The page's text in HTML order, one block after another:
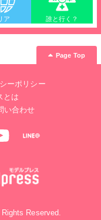
ア 誰と行く？
Page Top
ーポリシー
とは
い合わせ
Reserved.